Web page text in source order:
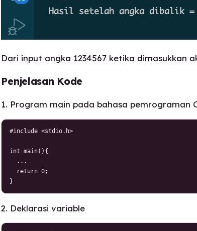
Dari input angka 1234567 ketika dimasukkan
Penjelasan Kode
1. Program main pada bahasa pemrograman
#include <stdio.h>
int main(){
  ...
  return 0;
}
2. Deklarasi variable